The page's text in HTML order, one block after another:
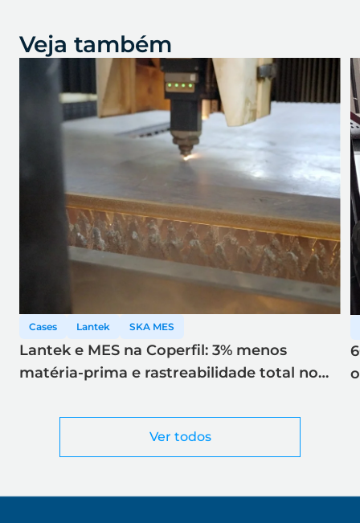
Veja também
Ver todos
Cases Lantek SKA MES
Lantek e MES na Coperfil: 3% menos
matéria-prima e rastreabilidade total no